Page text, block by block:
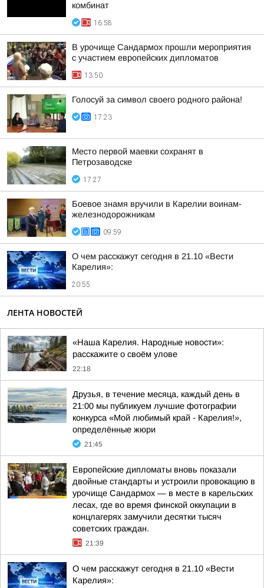
комбинат
16:58
В урочище Сандармох прошли мероприятия
с участием европейских дипломатов
13:50
Голосуй за символ своего родного района!
17:23
Место первой маевки сохранят в
Петрозаводске
17:27
Боевое знамя вручили в Карелии воинам-
железнодорожникам
09:59
О чем расскажут сегодня в 21.10 «Вести
Карелия»:
20:55
ЛЕНТА НОВОСТЕЙ
«Наша Карелия. Народные новости»:
расскажите о своём улове
22:18
Друзья, в течение месяца, каждый день в
21:00 мы публикуем лучшие фотографии
конкурса «Мой любимый край - Карелия!»,
определённые жюри
21:45
Европейские дипломаты вновь показали
двойные стандарты и устроили провокацию в
урочище Сандармох — в месте в карельских
лесах, где во время финской оккупации в
концлагерях замучили десятки тысяч
советских граждан.
21:39
О чем расскажут сегодня в 21.10 «Вести
Карелия»: